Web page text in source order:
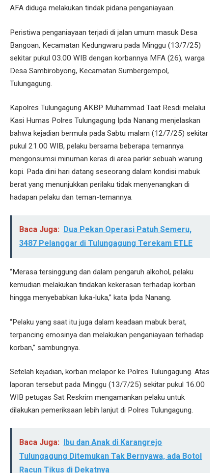
AFA diduga melakukan tindak pidana penganiayaan.
Peristiwa penganiayaan terjadi di jalan umum masuk Desa
Bangoan, Kecamatan Kedungwaru pada Minggu (13/7/25)
sekitar pukul 03.00 WIB dengan korbannya MFA (26), warga
Desa Sambirobyong, Kecamatan Sumbergempol,
Tulungagung.
Kapolres Tulungagung AKBP Muhammad Taat Resdi melalui
Kasi Humas Polres Tulungagung Ipda Nanang menjelaskan
bahwa kejadian bermula pada Sabtu malam (12/7/25) sekitar
pukul 21.00 WIB, pelaku bersama beberapa temannya
mengonsumsi minuman keras di area parkir sebuah warung
kopi. Pada dini hari datang seseorang dalam kondisi mabuk
berat yang menunjukkan perilaku tidak menyenangkan di
hadapan pelaku dan teman-temannya.
Baca Juga:
Dua Pekan Operasi Patuh Semeru,
3487 Pelanggar di Tulungagung Terekam ETLE
“Merasa tersinggung dan dalam pengaruh alkohol, pelaku
kemudian melakukan tindakan kekerasan terhadap korban
hingga menyebabkan luka-luka,” kata Ipda Nanang.
“Pelaku yang saat itu juga dalam keadaan mabuk berat,
terpancing emosinya dan melakukan penganiayaan terhadap
korban,” sambungnya.
Setelah kejadian, korban melapor ke Polres Tulungagung. Atas
laporan tersebut pada Minggu (13/7/25) sekitar pukul 16.00
WIB petugas Sat Reskrim mengamankan pelaku untuk
dilakukan pemeriksaan lebih lanjut di Polres Tulungagung.
Baca Juga:
Ibu dan Anak di Karangrejo
Tulungagung Ditemukan Tak Bernyawa, ada Botol
Racun Tikus di Dekatnya